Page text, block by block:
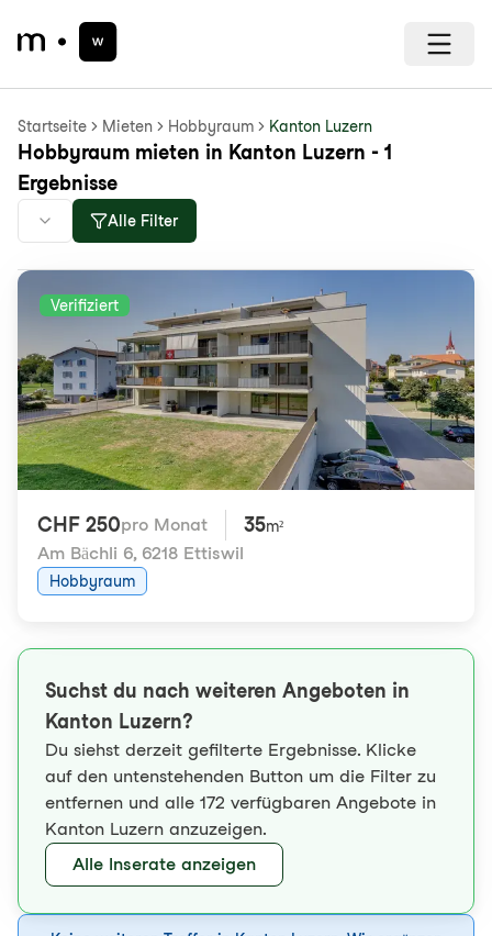
Startseite Mieten Hobbyraum Kanton Luzern
Hobbyraum mieten in Kanton Luzern - 1
Ergebnisse
Alle Filter
Verifiziert
CHF 250pro Monat 35m²
Am Bächli 6, 6218 Ettiswil
Hobbyraum
Suchst du nach weiteren Angeboten in
Kanton Luzern?
Du siehst derzeit gefilterte Ergebnisse. Klicke
auf den untenstehenden Button um die Filter zu
entfernen und alle 172 verfügbaren Angebote in
Kanton Luzern anzuzeigen.
Alle Inserate anzeigen